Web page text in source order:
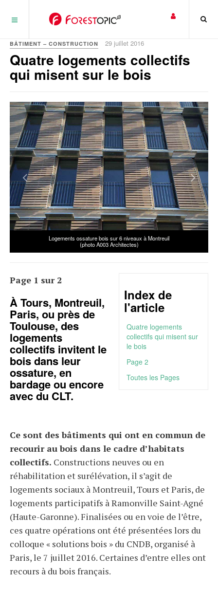
BÂTIMENT – CONSTRUCTION 29 juillet 2016
Quatre logements collectifs
qui misent sur le bois
6 niveaux à Montreuil
Logements "tout bois" à Tours
Previous Next
Index de
l'article
Quatre logements
collectifs qui misent sur
le bois
Page 2
Toutes les Pages
Page 1 sur 2
À Tours, Montreuil,
Paris, ou près de
Toulouse, des
logements
collectifs invitent le
bois dans leur
ossature, en
bardage ou encore
avec du CLT.
Ce sont des bâtiments qui ont en commun de
recourir au bois dans le cadre d’habitats
collectifs. Constructions neuves ou en
réhabilitation et surélévation, il s’agit de
logements sociaux à Montreuil, Tours et Paris, de
logements participatifs à Ramonville Saint-Agné
(Haute-Garonne). Finalisées ou en voie de l’être,
ces quatre opérations ont été présentées lors du
colloque « solutions bois » du CNDB, organisé à
Paris, le 7 juillet 2016. Certaines d’entre elles ont
recours à du bois français.